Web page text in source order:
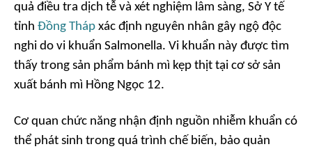
quả điều tra dịch tễ và xét nghiệm lâm sàng, Sở Y tế
tỉnh Đồng Tháp xác định nguyên nhân gây ngộ độc
nghi do vi khuẩn Salmonella. Vi khuẩn này được tìm
thấy trong sản phẩm bánh mì kẹp thịt tại cơ sở sản
xuất bánh mì Hồng Ngọc 12.
Cơ quan chức năng nhận định nguồn nhiễm khuẩn có
thể phát sinh trong quá trình chế biến, bảo quản